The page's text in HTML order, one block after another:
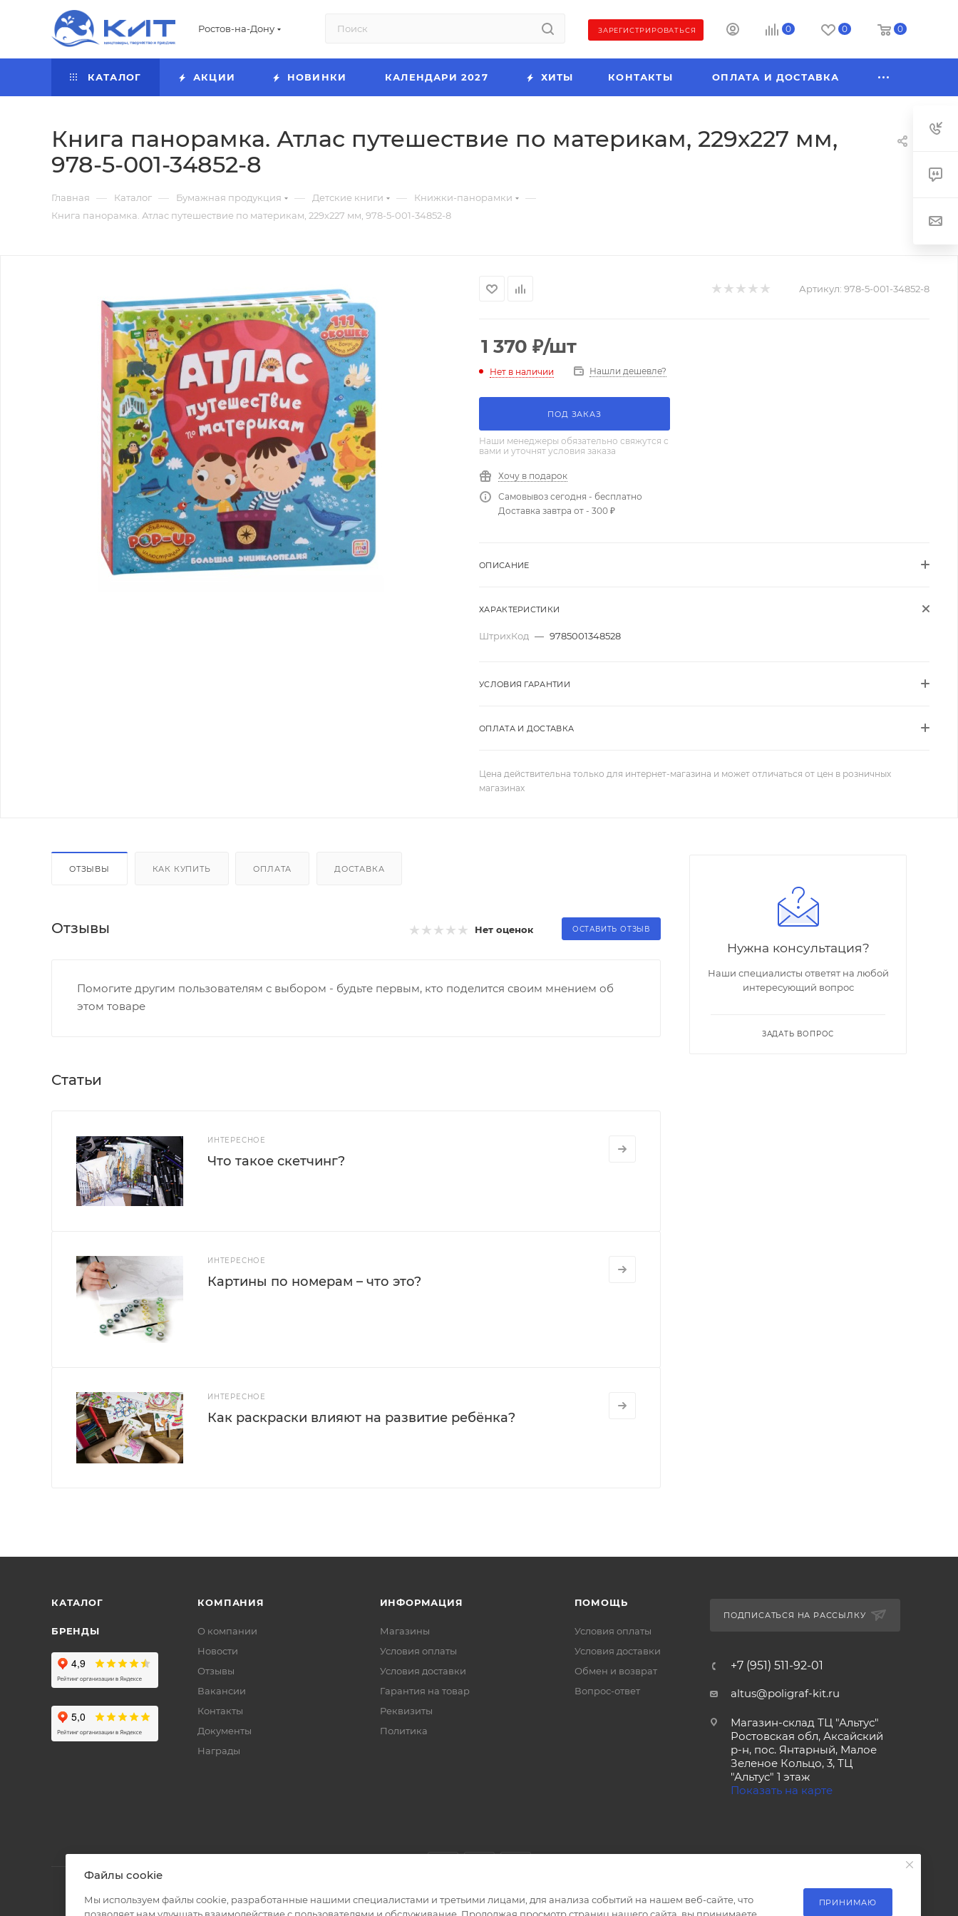
Ростов-на-Дону ЗАРЕГИСТРИРОВАТЬСЯ 0 0 0
КАТАЛОГ АКЦИИ НОВИНКИ КАЛЕНДАРИ 2027 ХИТЫ КОНТАКТЫ ОПЛАТА И ДОСТАВКА
Книга панорамка. Атлас путешествие по материкам, 229х227 мм,
978-5-001-34852-8
Главная — Каталог — Бумажная продукция — Детские книги — Книжки-панорамки —
Книга панорамка. Атлас путешествие по материкам, 229х227 мм, 978-5-001-34852-8
Артикул: 978-5-001-34852-8
1 370 ₽/шт
Нет в наличии Нашли дешевле?
ПОД ЗАКАЗ
Наши менеджеры обязательно свяжутся с
вами и уточнят условия заказа
Хочу в подарок
Самовывоз сегодня - бесплатно
Доставка завтра от - 300 ₽
ОПИСАНИЕ
ХАРАКТЕРИСТИКИ
ШтрихКод — 9785001348528
УСЛОВИЯ ГАРАНТИИ
ОПЛАТА И ДОСТАВКА
Цена действительна только для интернет-магазина и может отличаться от цен в розничных
магазинах
ОТЗЫВЫ КАК КУПИТЬ ОПЛАТА ДОСТАВКА
Отзывы Нет оценок ОСТАВИТЬ ОТЗЫВ
Помогите другим пользователям с выбором - будьте первым, кто поделится своим мнением об
этом товаре
Статьи
ИНТЕРЕСНОЕ
Что такое скетчинг?
ИНТЕРЕСНОЕ
Картины по номерам – что это?
ИНТЕРЕСНОЕ
Как раскраски влияют на развитие ребёнка?
Нужна консультация?
Наши специалисты ответят на любой
интересующий вопрос
ЗАДАТЬ ВОПРОС
КАТАЛОГ
БРЕНДЫ
КОМПАНИЯ
О компании
Новости
Отзывы
Вакансии
Контакты
Документы
Награды
ИНФОРМАЦИЯ
Магазины
Условия оплаты
Условия доставки
Гарантия на товар
Реквизиты
Политика
ПОМОЩЬ
Условия оплаты
Условия доставки
Обмен и возврат
Вопрос-ответ
ПОДПИСАТЬСЯ НА РАССЫЛКУ
+7 (951) 511-92-01
altus@poligraf-kit.ru
Магазин-склад ТЦ "Альтус"
Ростовская обл, Аксайский
р-н, пос. Янтарный, Малое
Зеленое Кольцо, 3, ТЦ
"Альтус" 1 этаж
Показать на карте
Файлы cookie
Мы используем файлы cookie, разработанные нашими специалистами и третьими лицами, для анализа событий на нашем веб-сайте, что
ПРИНИМАЮ